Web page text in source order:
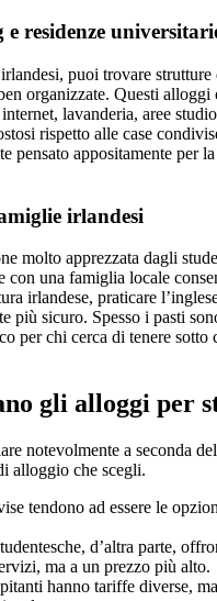
e residenze
puoi trovare strutture
organizzate. Questi alloggi
lavanderia, aree
rispetto alle case
pensato appositamente per
irlandesi
molto apprezzata dagli
con una famiglia locale
irlandese, praticare
più sicuro. Spesso i pasti
per chi cerca di tenere sotto
gli alloggi per
notevolmente a seconda
alloggio che scegli.
tendono ad essere le
d’altra parte,
ma a un prezzo più alto.
hanno tariffe diverse,